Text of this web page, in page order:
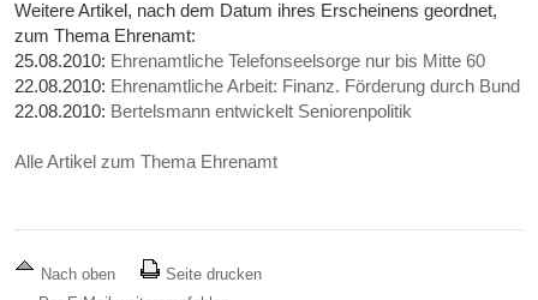
Weitere Artikel, nach dem Datum ihres Erscheinens geordnet,
zum Thema Ehrenamt:
25.08.2010: Ehrenamtliche Telefonseelsorge nur bis Mitte 60
22.08.2010: Ehrenamtliche Arbeit: Finanz. Förderung durch Bund
22.08.2010: Bertelsmann entwickelt Seniorenpolitik
Alle Artikel zum Thema Ehrenamt
Nach oben
Seite drucken